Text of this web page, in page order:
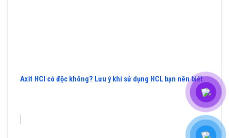
Axit HCl có độc không? Lưu ý khi sử dụng HCL bạn nên biết